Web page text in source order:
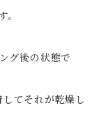
グ後の状態で
てそれが乾燥し